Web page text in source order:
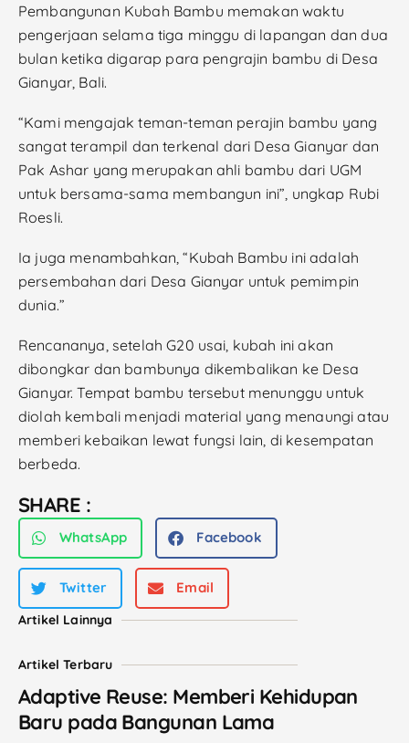
Pembangunan Kubah Bambu memakan waktu
pengerjaan selama tiga minggu di lapangan dan dua
bulan ketika digarap para pengrajin bambu di Desa
Gianyar, Bali.
“Kami mengajak teman-teman perajin bambu yang
sangat terampil dan terkenal dari Desa Gianyar dan
Pak Ashar yang merupakan ahli bambu dari UGM
untuk bersama-sama membangun ini”, ungkap Rubi
Roesli.
Ia juga menambahkan, “Kubah Bambu ini adalah
persembahan dari Desa Gianyar untuk pemimpin
dunia.”
Rencananya, setelah G20 usai, kubah ini akan
dibongkar dan bambunya dikembalikan ke Desa
Gianyar. Tempat bambu tersebut menunggu untuk
diolah kembali menjadi material yang menaungi atau
memberi kebaikan lewat fungsi lain, di kesempatan
berbeda.
SHARE :
WhatsApp Facebook
Twitter Email
Artikel Lainnya
Artikel Terbaru
Adaptive Reuse: Memberi Kehidupan
Baru pada Bangunan Lama